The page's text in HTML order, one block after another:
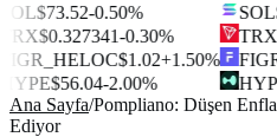
$73.52-0.50%
$0.327341-0.30%
$1.02+1.50%
$56.04-2.00%
SOL
TRX
Ana Sayfa/Pompliano: Düşen
Ediyor